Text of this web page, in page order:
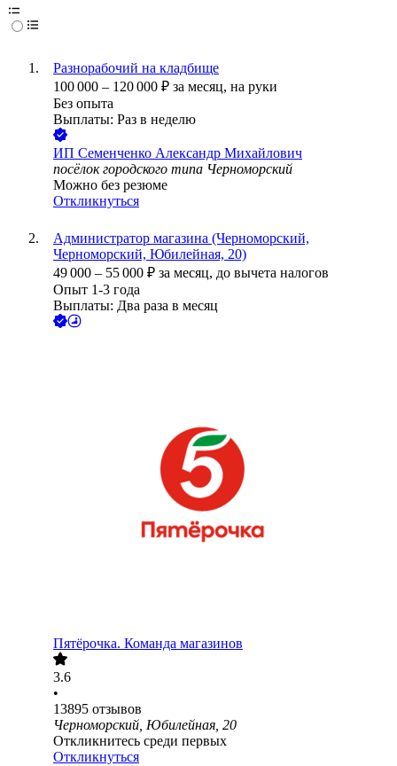
Разнорабочий на кладбище
100 000 – 120 000 ₽ за месяц, на руки
Без опыта
Выплаты: Раз в неделю
ИП Семенченко Александр Михайлович
посёлок городского типа Черноморский
Можно без резюме
Откликнуться
Администратор магазина (Черноморский,
Черноморский, Юбилейная, 20)
49 000 – 55 000 ₽ за месяц, до вычета налогов
Опыт 1-3 года
Выплаты: Два раза в месяц
Пятёрочка. Команда магазинов
3.6
•
13895 отзывов
Черноморский, Юбилейная, 20
Откликнитесь среди первых
Откликнуться